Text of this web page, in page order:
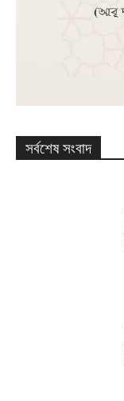
সর্বশেষ সংবাদ